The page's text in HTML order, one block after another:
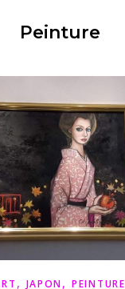
Peinture
, JAPON, PEINTURE